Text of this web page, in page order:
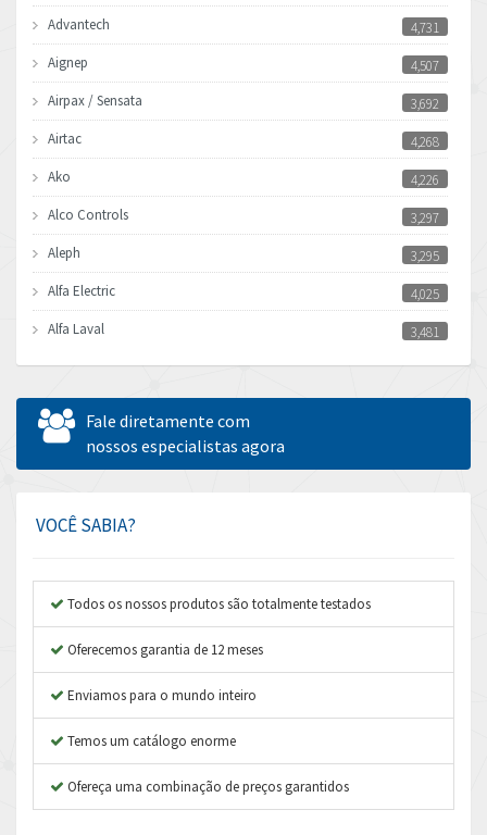
Advantech
4,731
Aignep
4,507
Airpax / Sensata
3,692
Airtac
4,268
Ako
4,226
Alco Controls
3,297
Aleph
3,295
Alfa Electric
4,025
Alfa Laval
3,481
Allen Bradley
4,544
Allen West
Amperite
Amplicon Liveline
Apex Dynamics
Asco Numatics
Atos
4,205
Aventics
B&R
Fale diretamente com
nossos especialistas agora
VOCÊ SABIA?
Todos os nossos produtos são totalmente testados
Oferecemos garantia de 12 meses
Enviamos para o mundo inteiro
Temos um catálogo enorme
Ofereça uma combinação de preços garantidos